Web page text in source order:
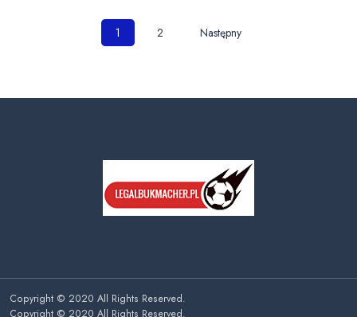
Nawigacja
1 2 Następny
Copyright © 2020 All Rights Reserved.
Copyright © 2020 All Rights Reserved.